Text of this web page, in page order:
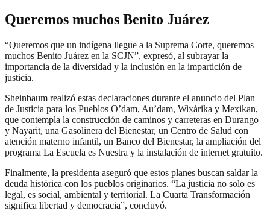
Queremos muchos Benito Juárez
“Queremos que un indígena llegue a la Suprema Corte, queremos
muchos Benito Juárez en la SCJN”, expresó, al subrayar la
importancia de la diversidad y la inclusión en la impartición de
justicia.
Sheinbaum realizó estas declaraciones durante el anuncio del Plan
de Justicia para los Pueblos O’dam, Au’dam, Wixárika y Mexikan,
que contempla la construcción de caminos y carreteras en Durango
y Nayarit, una Gasolinera del Bienestar, un Centro de Salud con
atención materno infantil, un Banco del Bienestar, la ampliación del
programa La Escuela es Nuestra y la instalación de internet gratuito.
Finalmente, la presidenta aseguró que estos planes buscan saldar la
deuda histórica con los pueblos originarios. “La justicia no solo es
legal, es social, ambiental y territorial. La Cuarta Transformación
significa libertad y democracia”, concluyó.